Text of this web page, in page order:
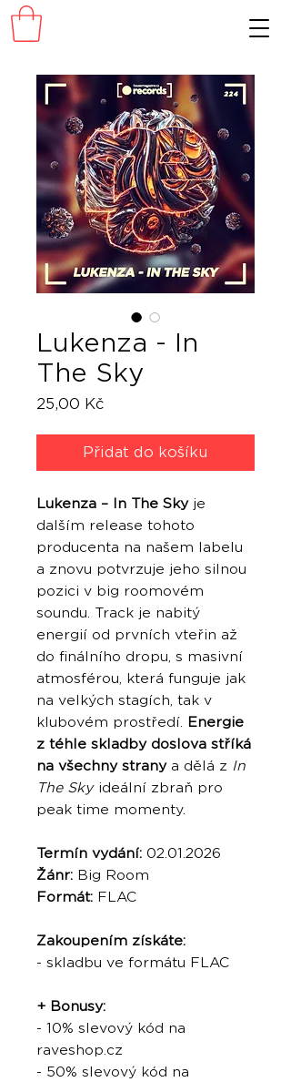
Lukenza - In
The Sky
25,00 Kč
Přidat do košíku
Lukenza – In The Skyje
dalším release tohoto
producenta na našem labelu
a znovu potvrzuje jeho silnou
pozici v big roomovém
soundu. Track je nabitý
energií od prvních vteřin až
do finálního dropu, s masivní
atmosférou, která funguje jak
na velkých stagích, tak v
klubovém prostředí. Energie
z téhle skladby doslova stříká
na všechny stranya dělá z In
The Skyideální zbraň pro
peak time momenty.
Termín vydání: 02.01.2026
Žánr: Big Room
Formát: FLAC
Zakoupením získáte:
- skladbu ve formátu FLAC
+ Bonusy:
- 10% slevový kód na
raveshop.cz
- 50% slevový kód na